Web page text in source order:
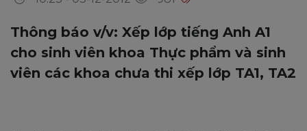
Thông báo v/v: Xếp lớp tiếng Anh A1
cho sinh viên khoa Thực phẩm và sinh
viên các khoa chưa thi xếp lớp TA1, TA2